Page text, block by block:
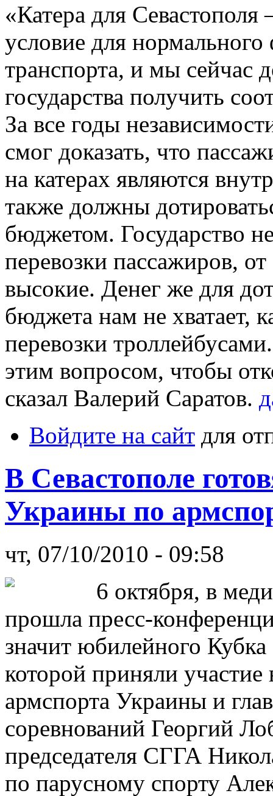
«Катера для
условие для
транспорта, и мы сейчас
государства получить
За все годы
смог доказать, что
на катерах являются
также должны
бюджетом. Государство
перевозки пассажиров,
высокие. Денег же для
бюджета нам не хватает,
перевозки
этим вопросом, чтобы
сказал Валерий Саратов.
Войдите на сайт для
В Севастополе
Украины по
чт, 07/10/2010 - 09:58
6 октября, в
прошла пресс-
значит юбилейного
которой приняли
армспорта Украины и
соревнований Георгий
председателя СГГА
по парусному спорту